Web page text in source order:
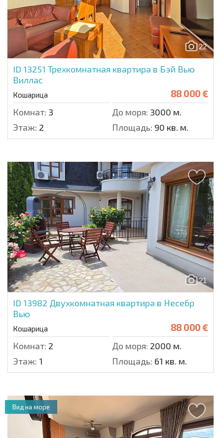
22
ID 13251 Трехкомнатная квартира в Бэй Вью
Виллас
Кошарица 88 000 €
Комнат: 3 До моря: 3000 м.
Этаж: 2 Площадь: 90 кв. м.
21
ID 13982 Двухкомнатная квартира в Несебр
Вью
Кошарица 88 000 €
Комнат: 2 До моря: 2000 м.
Этаж: 1 Площадь: 61 кв. м.
Вид на море